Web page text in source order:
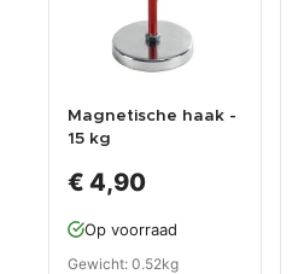
Magnetische haak -
15 kg
€ 4,90
Op voorraad
Gewicht: 0.52kg